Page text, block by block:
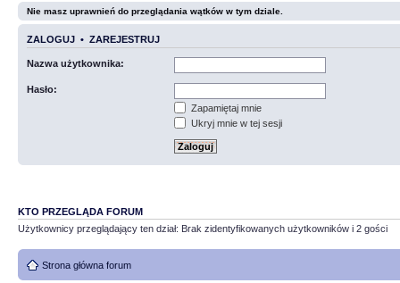
Nie masz uprawnień do przeglądania wątków w tym dziale.
ZALOGUJ • ZAREJESTRUJ
Nazwa użytkownika:
Hasło:
Zapamiętaj mnie
Ukryj mnie w tej sesji
KTO PRZEGLĄDA FORUM
Użytkownicy przeglądający ten dział: Brak zidentyfikowanych użytkowników i 2 gości
Strona główna forum